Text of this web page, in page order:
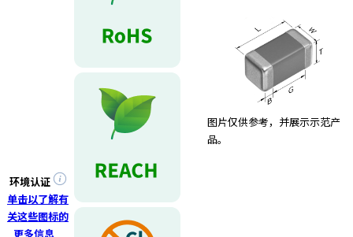
环境认证
单击以了解有
关这些图标的
更多信息
图片仅供参考，并展示示范产
品。